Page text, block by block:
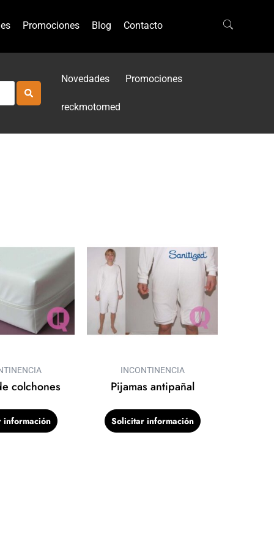
Promociones Blog Contacto
Novedades Promociones
reckmotomed
colchones
información
INCONTINENCIA
Pijamas antipañal
Solicitar información